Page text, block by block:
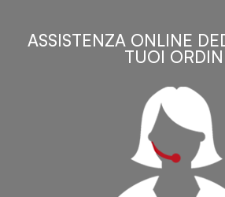
ASSISTENZA ONLINE
TUOI